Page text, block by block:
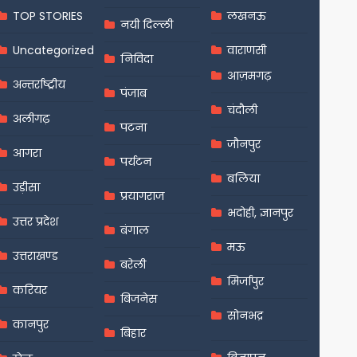
TOP STORIES
Uncategorized
अन्तर्राष्ट्रीय
अलीगढ़
आगरा
उड़ीसा
उत्तर प्रदेश
उत्तराखण्ड
करियर
कानपुर
नयी दिल्ली
निविदा
पंजाब
पटना
पर्यटन
प्रयागराज
बंगाल
बरेली
बिजनेस
बिहार
लखनऊ
वाराणसी
आज़मगढ़
चंदौली
जौनपुर
बलिया
भदोही, ज्ञानपुर
मऊ
मिर्जापुर
सोनभद्र